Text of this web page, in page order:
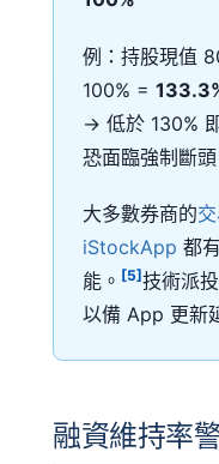
例：持股現值
100% =
→ 低於 130%
恐面臨強制斷頭
大多數券商的
iStockApp 都
能。 [5]技術派
以備 App 更新
融資維持率